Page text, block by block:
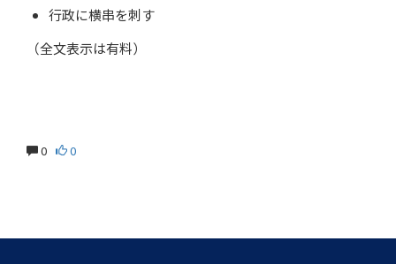
行政に横串を刺す
（全文表示は有料）
0 0